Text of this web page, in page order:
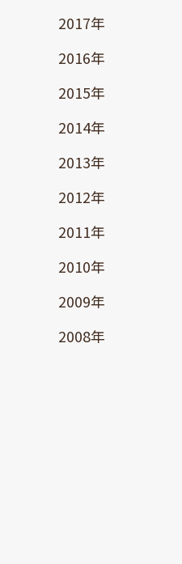
2017年
2016年
2015年
2014年
2013年
2012年
2011年
2010年
2009年
2008年